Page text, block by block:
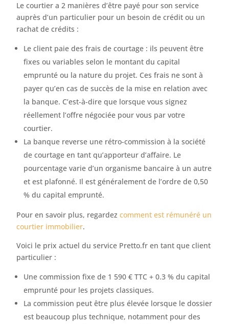
Le courtier a 2 manières d’être payé pour son service
auprès d’un particulier pour un besoin de crédit ou un
rachat de crédits :
Le client paie des frais de courtage : ils peuvent être
fixes ou variables selon le montant du capital
emprunté ou la nature du projet. Ces frais ne sont à
payer qu’en cas de succès de la mise en relation avec
la banque. C’est-à-dire que lorsque vous signez
réellement l’offre négociée pour vous par votre
courtier.
La banque reverse une rétro-commission à la société
de courtage en tant qu’apporteur d’affaire. Le
pourcentage varie d’un organisme bancaire à un autre
et est plafonné. Il est généralement de l’ordre de 0,50
% du capital emprunté.
Pour en savoir plus, regardezcomment est rémunéré un
courtier immobilier.
Voici le prix actuel du service Pretto.fr en tant que client
particulier :
Une commission fixe de 1 590 € TTC + 0.3 % du capital
emprunté pour les projets classiques.
La commission peut être plus élevée lorsque le dossier
est beaucoup plus technique, notamment pour des